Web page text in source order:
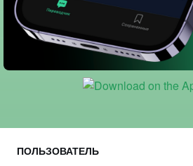
ПОЛЬЗОВАТЕЛЬ